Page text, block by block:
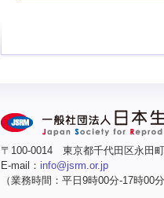
〒100-0014 東京都千代田区永田
E-mail： info@jsrm.or.jp
（業務時間：平日9時00分-17時00